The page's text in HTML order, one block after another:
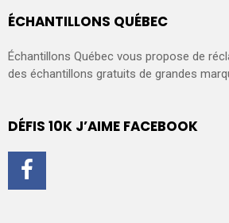
ÉCHANTILLONS QUÉBEC
Échantillons Québec vous propose de
des échantillons gratuits de grandes
DÉFIS 10K J’AIME FACEBOOK